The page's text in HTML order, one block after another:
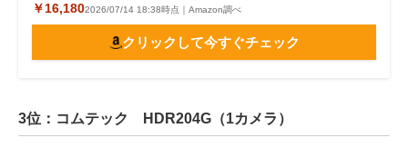
￥16,1802026/07/14 18:38時点｜Amazon調べ
クリックして今すぐチェック
3位：コムテック HDR204G（1カメラ）